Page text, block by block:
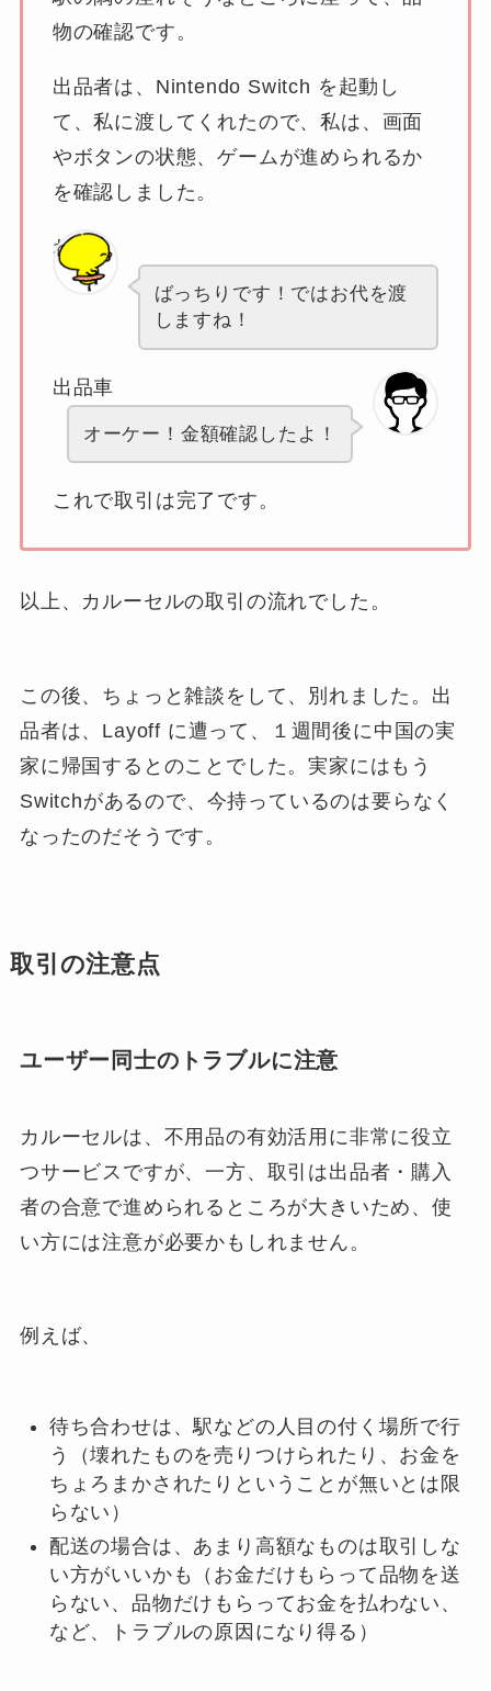
物の確認です。
出品者は、Nintendo Switch を起動し
て、私に渡してくれたので、私は、画面
やボタンの状態、ゲームが進められるか
を確認しました。
わたし
ばっちりです！ではお代を渡
しますね！
出品車
オーケー！金額確認したよ！
これで取引は完了です。
以上、カルーセルの取引の流れでした。
この後、ちょっと雑談をして、別れました。出
品者は、Layoff に遭って、１週間後に中国の実
家に帰国するとのことでした。実家にはもう
Switchがあるので、今持っているのは要らなく
なったのだそうです。
取引の注意点
ユーザー同士のトラブルに注意
カルーセルは、不用品の有効活用に非常に役立
つサービスですが、一方、取引は出品者・購入
者の合意で進められるところが大きいため、使
い方には注意が必要かもしれません。
例えば、
待ち合わせは、駅などの人目の付く場所で行
う（壊れたものを売りつけられたり、お金を
ちょろまかされたりということが無いとは限
らない）
配送の場合は、あまり高額なものは取引しな
い方がいいかも（お金だけもらって品物を送
らない、品物だけもらってお金を払わない、
など、トラブルの原因になり得る）